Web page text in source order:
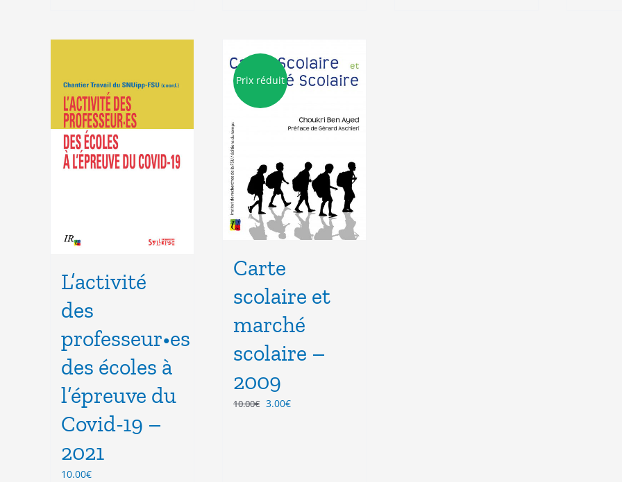
L’activité
des
professeur•es
des écoles à
l’épreuve du
Covid-19 –
2021
10.00€
Prix réduit
Carte
scolaire et
marché
scolaire –
2009
10.00€ Le
3.00€Le